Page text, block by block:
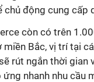
chủ động cung cấp
còn có trên
Bắc, vị trí tại
rút ngắn thời gian
nhanh nhu cầu